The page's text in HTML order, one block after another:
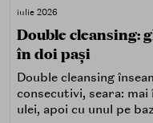
iulie 2026
Double cleansing:
în doi pași
Double cleansing
consecutivi, seara:
ulei, apoi cu unul pe